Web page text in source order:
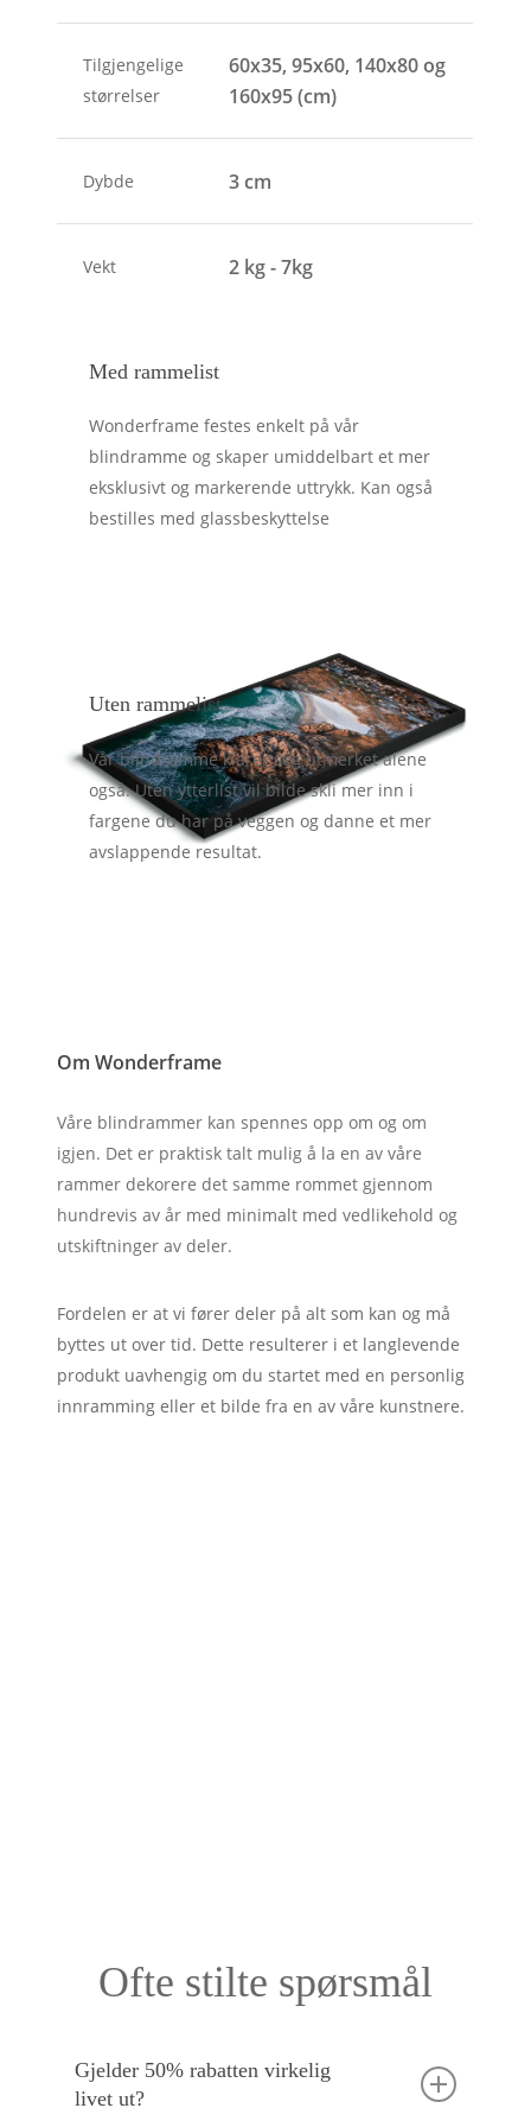
Tilgjengelige
størrelser
60x35, 95x60, 140x80 og
160x95 (cm)
Dybde 3 cm
Vekt 2 kg - 7kg
Med rammelist
Wonderframe festes enkelt på vår
blindramme og skaper umiddelbart et mer
eksklusivt og markerende uttrykk. Kan også
bestilles med glassbeskyttelse
Uten rammelist
Vår blindramme klarer seg utmerket alene
også. Uten ytterlist vil bilde skli mer inn i
fargene du har på veggen og danne et mer
avslappende resultat.
Om Wonderframe
Våre blindrammer kan spennes opp om og om
igjen. Det er praktisk talt mulig å la en av våre
rammer dekorere det samme rommet gjennom
hundrevis av år med minimalt med vedlikehold og
utskiftninger av deler.
Fordelen er at vi fører deler på alt som kan og må
byttes ut over tid. Dette resulterer i et langlevende
produkt uavhengig om du startet med en personlig
innramming eller et bilde fra en av våre kunstnere.
Ofte stilte spørsmål
Gjelder 50% rabatten virkelig
livet ut?